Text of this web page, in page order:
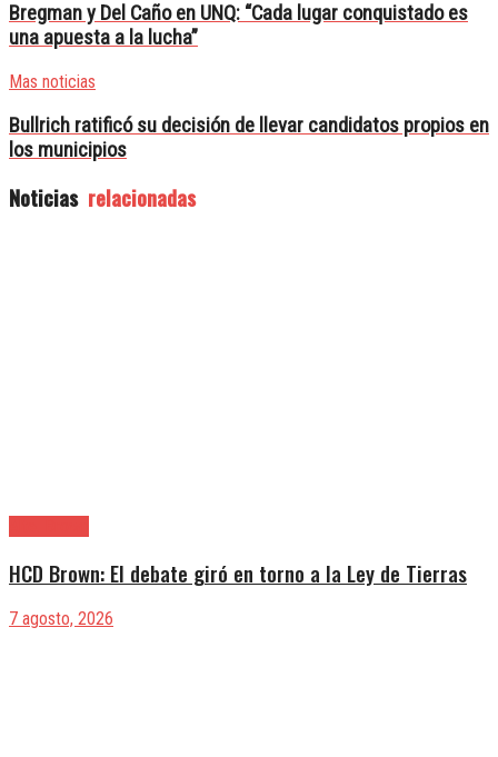
Bregman y Del Caño en UNQ: “Cada lugar conquistado es
una apuesta a la lucha”
Mas noticias
Bullrich ratificó su decisión de llevar candidatos propios en
los municipios
Noticias relacionadas
HCD Brown: El debate giró en torno a la Ley de Tierras
7 agosto, 2026